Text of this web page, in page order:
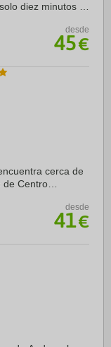
diez minutos a
desde
45€
cerca de
de Centro
desde
41€